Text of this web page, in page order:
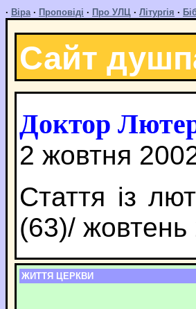
· Віра· Проповіді · Про УЛЦ · Літургія ·
Сайт
Доктор
2 жовтня
Стаття із
(63)/ жовтень
ЖИТТЯ ЦЕРКВИ